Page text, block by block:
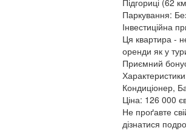
Паркування:
Інвестиційна
Ця квартира -
оренди як у
Приємний
Кондиціонер,
Ціна: 126 000
Не проґавте
дізнатися